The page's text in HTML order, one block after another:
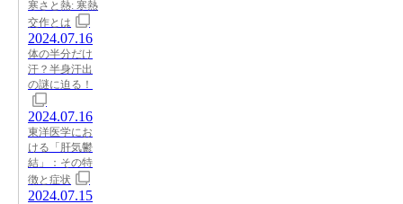
寒さと熱: 寒熱
交作とは
2024.07.16
体の半分だけ
汗？半身汗出
の謎に迫る！
2024.07.16
東洋医学にお
ける「肝気鬱
結」：その特
徴と症状
2024.07.15